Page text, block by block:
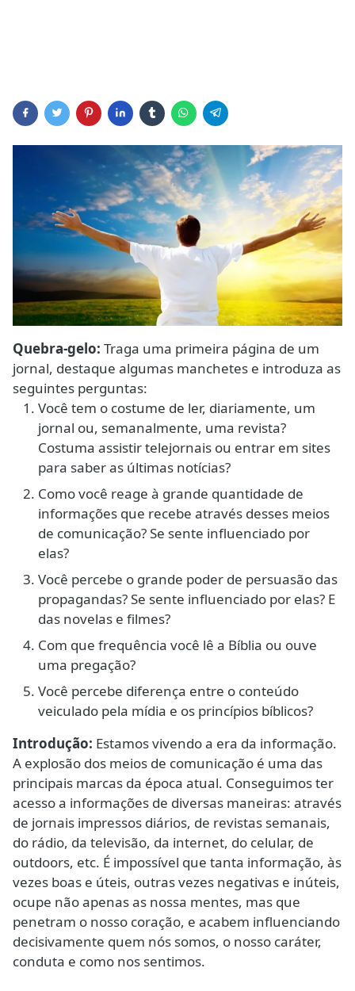
Quebra-gelo: Traga uma primeira página de um
jornal, destaque algumas manchetes e introduza as
seguintes perguntas:
Você tem o costume de ler, diariamente, um
jornal ou, semanalmente, uma revista?
Costuma assistir telejornais ou entrar em sites
para saber as últimas notícias?
Como você reage à grande quantidade de
informações que recebe através desses meios
de comunicação? Se sente influenciado por
elas?
Você percebe o grande poder de persuasão das
propagandas? Se sente influenciado por elas? E
das novelas e filmes?
Com que frequência você lê a Bíblia ou ouve
uma pregação?
Você percebe diferença entre o conteúdo
veiculado pela mídia e os princípios bíblicos?
Introdução: Estamos vivendo a era da informação.
A explosão dos meios de comunicação é uma das
principais marcas da época atual. Conseguimos ter
acesso a informações de diversas maneiras: através
de jornais impressos diários, de revistas semanais,
do rádio, da televisão, da internet, do celular, de
outdoors, etc. É impossível que tanta informação, às
vezes boas e úteis, outras vezes negativas e inúteis,
ocupe não apenas as nossa mentes, mas que
penetram o nosso coração, e acabem influenciando
decisivamente quem nós somos, o nosso caráter,
conduta e como nos sentimos.